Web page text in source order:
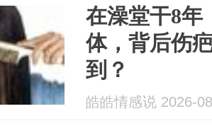
在澡堂干8年
体，背后伤
到？
皓皓情感说 2026-